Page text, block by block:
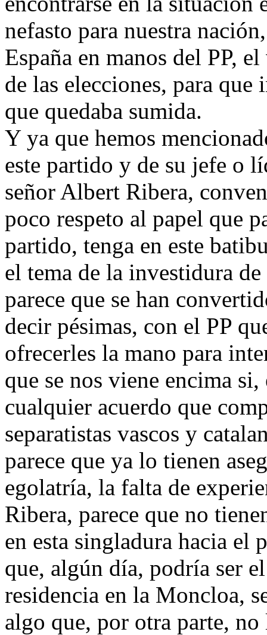
nefasto para nuestra
España en manos del PP,
de las elecciones, para que
que quedaba sumida.
Y ya que hemos
este partido y de su jefe o
señor Albert Ribera,
poco respeto al papel que
partido, tenga en este
el tema de la investidura
parece que se han
decir pésimas, con el PP
ofrecerles la mano para
que se nos viene encima
cualquier acuerdo que
separatistas vascos y
parece que ya lo tienen
egolatría, la falta de
Ribera, parece que no
en esta singladura hacia el
que, algún día, podría ser
residencia en la Moncloa,
algo que, por otra parte,